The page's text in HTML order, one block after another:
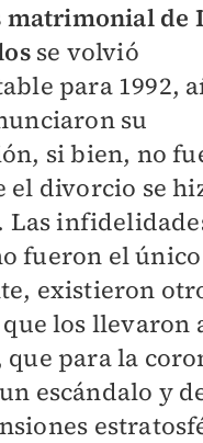
de
se volvió
para 1992,
su
si bien, no
el divorcio se
Las
fueron el único
existieron
los llevaron
para la
escándalo y